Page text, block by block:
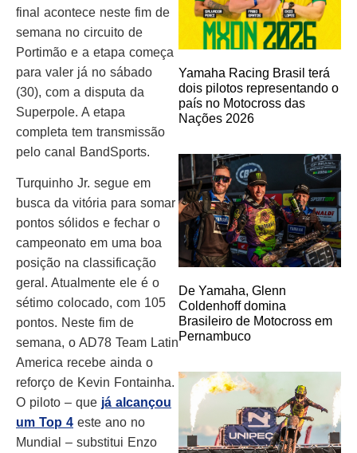
final acontece neste fim de
semana no circuito de
Portimão e a etapa começa
para valer já no sábado
(30), com a disputa da
Superpole. A etapa
completa tem transmissão
pelo canal BandSports.
Turquinho Jr. segue em
busca da vitória para somar
pontos sólidos e fechar o
campeonato em uma boa
posição na classificação
geral. Atualmente ele é o
sétimo colocado, com 105
pontos. Neste fim de
semana, o AD78 Team Latin
America recebe ainda o
reforço de Kevin Fontainha.
O piloto – que já alcançou
um Top 4 este ano no
Mundial – substitui Enzo
Yamaha Racing Brasil terá
dois pilotos representando o
país no Motocross das
Nações 2026
De Yamaha, Glenn
Coldenhoff domina
Brasileiro de Motocross em
Pernambuco